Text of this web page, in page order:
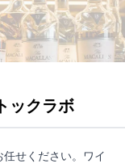
ックラボ
せください。ワイ